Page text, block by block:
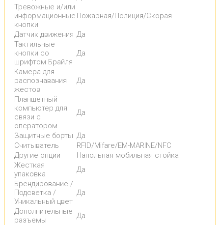
Тревожные и/или
информационные
кнопки
Пожарная/Полиция/Скорая
Датчик движения Да
Тактильные
кнопки со
шрифтом Брайля
Да
Камера для
распознавания
жестов
Да
Планшетный
компьютер для
связи с
оператором
Да
Защитные борты Да
Считыватель
RFID/Mifare/EM-MARINE/NFС
Другие опции
Напольная мобильная стойка
Жесткая
упаковка
Да
Брендирование /
Подсветка /
Уникальный цвет
Да
Дополнительные
разъемы
Да